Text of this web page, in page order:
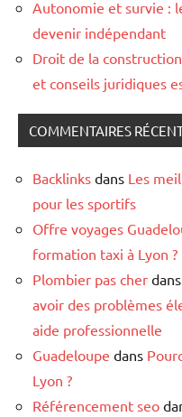
Autonomie et survie :
devenir indépendant
Droit de la
et conseils juridiques
COMMENTAIRES
Backlinks dans Les
pour les sportifs
Offre voyages
formation taxi à Lyon ?
Plombier pas cher dans
avoir des problèmes
aide professionnelle
Guadeloupe dans
Lyon ?
Référencement seo